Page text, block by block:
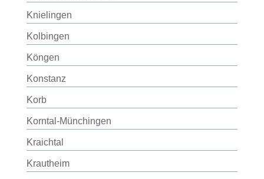
Knielingen
Kolbingen
Köngen
Konstanz
Korb
Korntal-Münchingen
Kraichtal
Krautheim